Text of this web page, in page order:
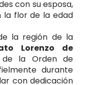
con su esposa,
la flor de la edad
la región de la
Lorenzo de
de la Orden de
durante
con dedicación